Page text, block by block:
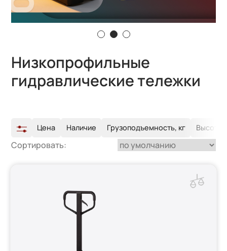
Низкопрофильные
гидравлические тележки
Цена Наличие Грузоподъемность, кг Высота
Сортировать: